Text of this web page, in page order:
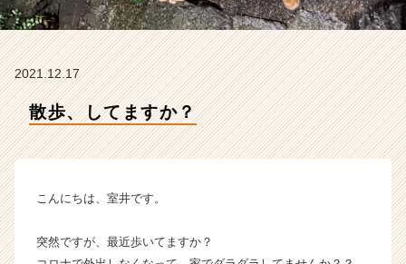
|
ベ
ー・
成
企
か
ス
2021.12.17
散歩、してますか？
こんにちは、室井です。
突然ですが、最近歩いてますか？